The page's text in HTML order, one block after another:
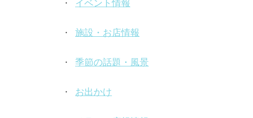
イベント情報
施設・お店情報
季節の話題・風景
お出かけ